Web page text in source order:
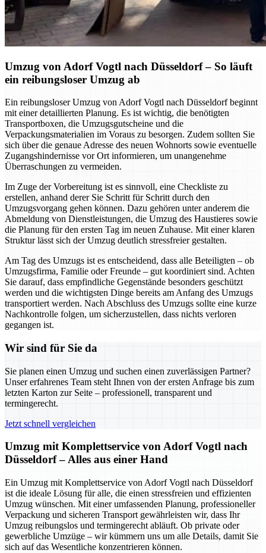
Umzug von Adorf Vogtl nach Düsseldorf – So läuft
ein reibungsloser Umzug ab
Ein reibungsloser Umzug von Adorf Vogtl nach Düsseldorf beginnt
mit einer detaillierten Planung. Es ist wichtig, die benötigten
Transportboxen, die Umzugsgutscheine und die
Verpackungsmaterialien im Voraus zu besorgen. Zudem sollten Sie
sich über die genaue Adresse des neuen Wohnorts sowie eventuelle
Zugangshindernisse vor Ort informieren, um unangenehme
Überraschungen zu vermeiden.
Im Zuge der Vorbereitung ist es sinnvoll, eine Checkliste zu
erstellen, anhand derer Sie Schritt für Schritt durch den
Umzugsvorgang gehen können. Dazu gehören unter anderem die
Abmeldung von Dienstleistungen, die Umzug des Haustieres sowie
die Planung für den ersten Tag im neuen Zuhause. Mit einer klaren
Struktur lässt sich der Umzug deutlich stressfreier gestalten.
Am Tag des Umzugs ist es entscheidend, dass alle Beteiligten – ob
Umzugsfirma, Familie oder Freunde – gut koordiniert sind. Achten
Sie darauf, dass empfindliche Gegenstände besonders geschützt
werden und die wichtigsten Dinge bereits am Anfang des Umzugs
transportiert werden. Nach Abschluss des Umzugs sollte eine kurze
Nachkontrolle folgen, um sicherzustellen, dass nichts verloren
gegangen ist.
Wir sind für Sie da
Sie planen einen Umzug und suchen einen zuverlässigen Partner?
Unser erfahrenes Team steht Ihnen von der ersten Anfrage bis zum
letzten Karton zur Seite – professionell, transparent und
termingerecht.
Jetzt schnell vergleichen
Umzug mit Komplettservice von Adorf Vogtl nach
Düsseldorf – Alles aus einer Hand
Ein Umzug mit Komplettservice von Adorf Vogtl nach Düsseldorf
ist die ideale Lösung für alle, die einen stressfreien und effizienten
Umzug wünschen. Mit einer umfassenden Planung, professioneller
Verpackung und sicheren Transport gewährleisten wir, dass Ihr
Umzug reibungslos und termingerecht abläuft. Ob private oder
gewerbliche Umzüge – wir kümmern uns um alle Details, damit Sie
sich auf das Wesentliche konzentrieren können.